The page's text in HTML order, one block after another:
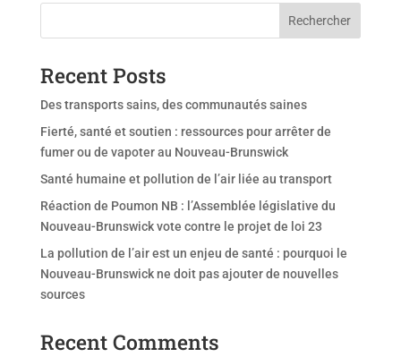
Rechercher
Recent Posts
Des transports sains, des communautés saines
Fierté, santé et soutien : ressources pour arrêter de
fumer ou de vapoter au Nouveau-Brunswick
Santé humaine et pollution de l’air liée au transport
Réaction de Poumon NB : l’Assemblée législative du
Nouveau-Brunswick vote contre le projet de loi 23
La pollution de l’air est un enjeu de santé : pourquoi le
Nouveau-Brunswick ne doit pas ajouter de nouvelles
sources
Recent Comments